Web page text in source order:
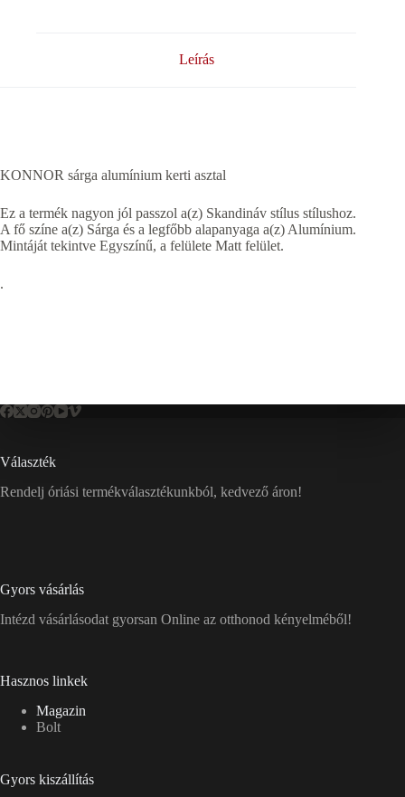
Leírás
KONNOR sárga alumínium kerti asztal
Ez a termék nagyon jól passzol a(z) Skandináv stílus stílushoz.
A fő színe a(z) Sárga és a legfőbb alapanyaga a(z) Alumínium.
Mintáját tekintve Egyszínű, a felülete Matt felület.
.
Választék
Rendelj óriási termékválasztékunkból, kedvező áron!
Gyors vásárlás
Intézd vásárlásodat gyorsan Online az otthonod kényelméből!
Hasznos linkek
Magazin
Bolt
Gyors kiszállítás